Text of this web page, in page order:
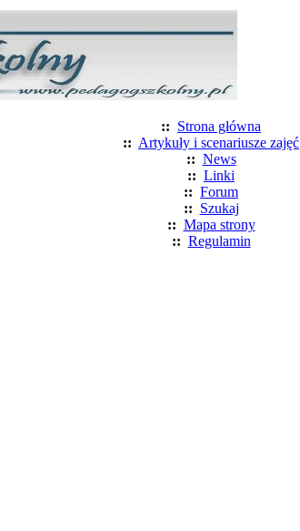
:: Strona główna
:: Artykuły i scenariusze zajęć
:: News
:: Linki
:: Forum
:: Szukaj
:: Mapa strony
:: Regulamin